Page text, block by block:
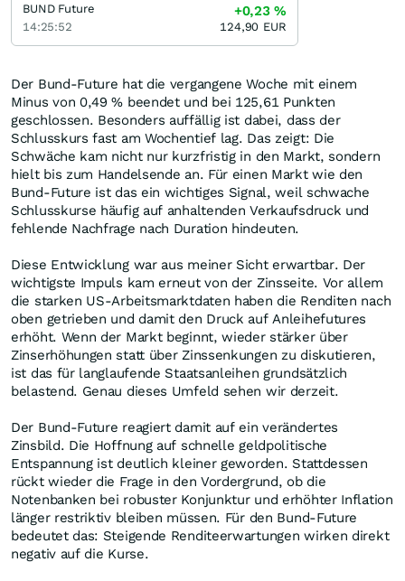
Der Bund-Future hat die vergangene Woche mit einem
Minus von 0,49 % beendet und bei 125,61 Punkten
geschlossen. Besonders auffällig ist dabei, dass der
Schlusskurs fast am Wochentief lag. Das zeigt: Die
Schwäche kam nicht nur kurzfristig in den Markt, sondern
hielt bis zum Handelsende an. Für einen Markt wie den
Bund-Future ist das ein wichtiges Signal, weil schwache
Schlusskurse häufig auf anhaltenden Verkaufsdruck und
fehlende Nachfrage nach Duration hindeuten.
Diese Entwicklung war aus meiner Sicht erwartbar. Der
wichtigste Impuls kam erneut von der Zinsseite. Vor allem
die starken US-Arbeitsmarktdaten haben die Renditen nach
oben getrieben und damit den Druck auf Anleihefutures
erhöht. Wenn der Markt beginnt, wieder stärker über
Zinserhöhungen statt über Zinssenkungen zu diskutieren,
ist das für langlaufende Staatsanleihen grundsätzlich
belastend. Genau dieses Umfeld sehen wir derzeit.
Der Bund-Future reagiert damit auf ein verändertes
Zinsbild. Die Hoffnung auf schnelle geldpolitische
Entspannung ist deutlich kleiner geworden. Stattdessen
rückt wieder die Frage in den Vordergrund, ob die
Notenbanken bei robuster Konjunktur und erhöhter Inflation
länger restriktiv bleiben müssen. Für den Bund-Future
bedeutet das: Steigende Renditeerwartungen wirken direkt
negativ auf die Kurse.
BUND Future
14:25:52
+0,23%
124,90 EUR